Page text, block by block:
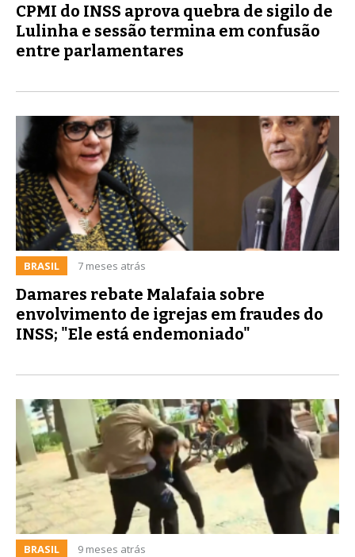
CPMI do INSS aprova quebra de sigilo de
Lulinha e sessão termina em confusão
entre parlamentares
BRASIL 7 meses atrás
Damares rebate Malafaia sobre
envolvimento de igrejas em fraudes do
INSS; "Ele está endemoniado"
BRASIL 9 meses atrás